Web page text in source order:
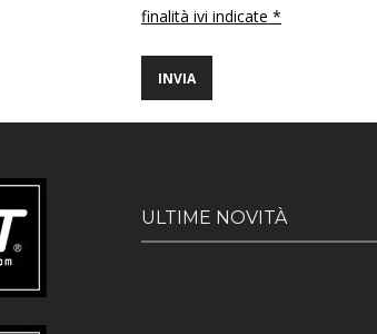
finalità ivi indicate *
ULTIME NOVITÀ